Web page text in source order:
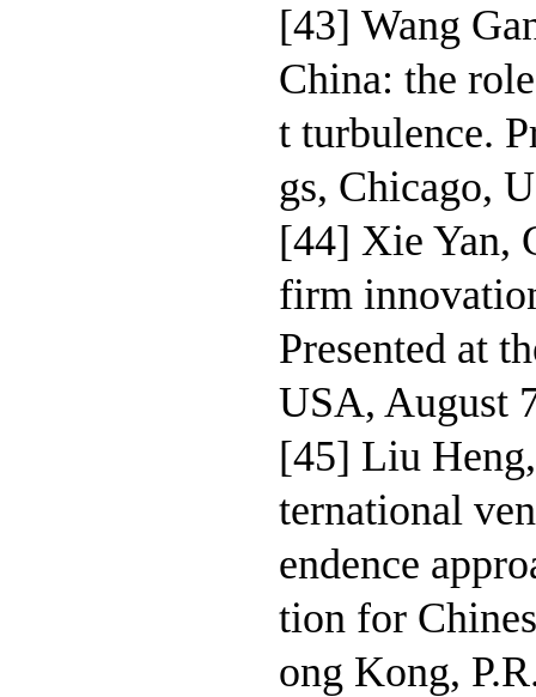
[43] Wang
China: the
t turbulence.
gs, Chicago,
[44] Xie Yan,
firm
Presented at
USA, August
[45] Liu
ternational
endence
tion for
ong Kong,